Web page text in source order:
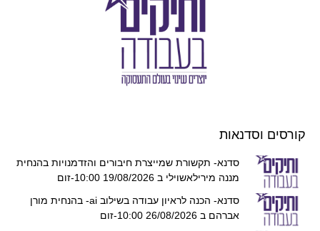
קורסים וסדנאות
סדנא- תקשורת שמייצרת חיבורים והזדמנויות בהנחית
מננה מירילאשוילי ב 19/08/2026 10:00-זום
סדנא- הכנה לראיון עבודה בשילוב ai- בהנחית מורן
אברהם ב 26/08/2026 10:00-זום